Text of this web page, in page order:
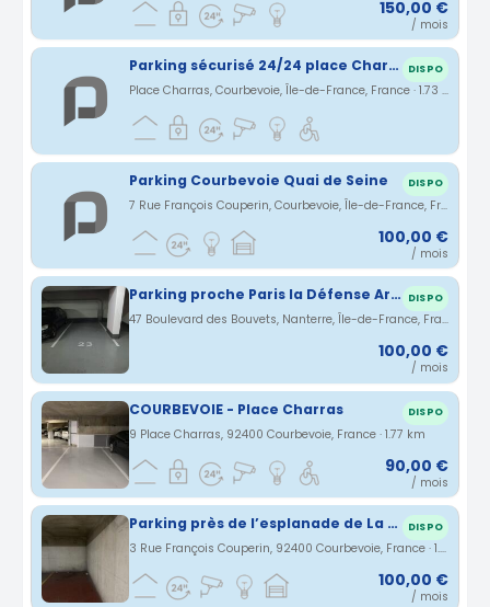
150,00 €
/ mois
Parking sécurisé 24/24 place Charras courbevoie DISPO
Place Charras, Courbevoie, Île-de-France, France · 1.73 km
Parking Courbevoie Quai de Seine DISPO
7 Rue François Couperin, Courbevoie, Île-de-France, France · 1.74 km
100,00 €
/ mois
Parking proche Paris la Défense Arena - Nanterre DISPO
47 Boulevard des Bouvets, Nanterre, Île-de-France, France · 1.75 km
100,00 €
/ mois
COURBEVOIE - Place Charras DISPO
9 Place Charras, 92400 Courbevoie, France · 1.77 km
90,00 €
/ mois
Parking près de l’esplanade de La Défense DISPO
3 Rue François Couperin, 92400 Courbevoie, France · 1.77 km
100,00 €
/ mois